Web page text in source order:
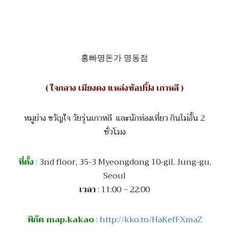
홍빠명돈가 명동점
( ใจกลาง เมียงดง แหล่งช้อปปิ้ง เกาหลี )
หมูย่าง ขวัญใจ วัยรุ่นเกาหลี และนักท่องเที่ยว กินไม่อั้น 2
ชั่วโมง
ที่ตั้ง: 3nd floor, 35-3 Myeongdong 10-gil, Jung-gu,
Seoul
เวลา: 11:00 ~ 22:00
พิกัด map.kakao:http://kko.to/HaKefFXmaZ